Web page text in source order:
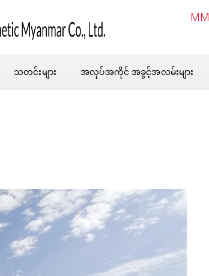
MM
သတင်းများ အလုပ်အကိုင် အခွင့်အလမ်းများ